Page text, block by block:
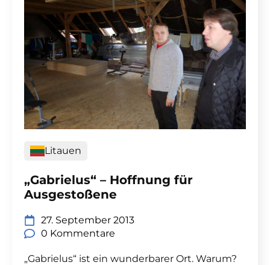
Litauen
„Gabrielus“ – Hoffnung für
Ausgestoßene
27. September 2013
0 Kommentare
„Gabrielus“ ist ein wunderbarer Ort. Warum?